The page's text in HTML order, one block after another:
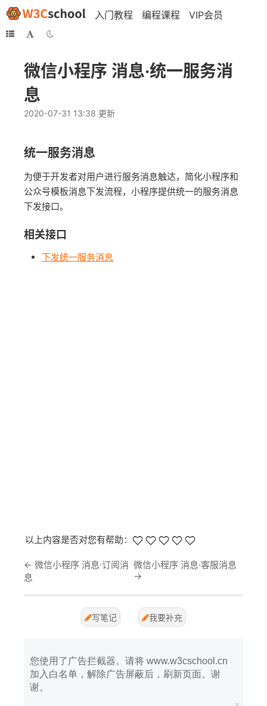
入门教程 编程课程 VIP会员
微信小程序 消息·统一服务消
息
2020-07-31 13:38 更新
统一服务消息
为便于开发者对用户进行服务消息触达，简化小程序和
公众号模板消息下发流程，小程序提供统一的服务消息
下发接口。
相关接口
下发统一服务消息
以上内容是否对您有帮助：
← 微信小程序 消息·订阅消
息
微信小程序 消息·客服消息
→
写笔记 我要补充
您使用了广告拦截器。请将 www.w3cschool.cn
加入白名单，解除广告屏蔽后，刷新页面。谢
谢。